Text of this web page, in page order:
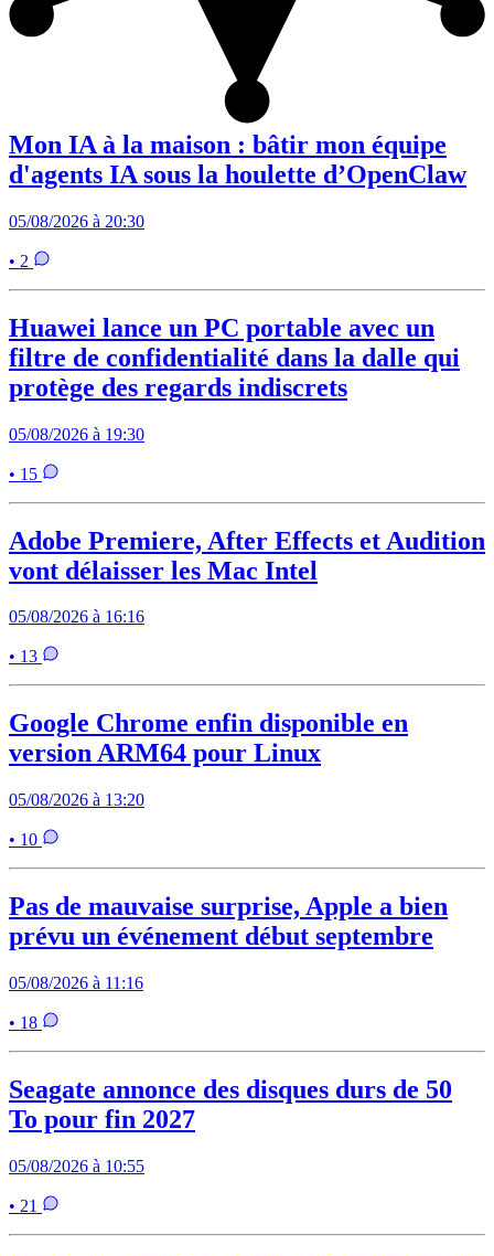
Mon IA à la maison : bâtir mon équipe
d'agents IA sous la houlette d’OpenClaw
05/08/2026 à 20:30
• 2
Huawei lance un PC portable avec un
filtre de confidentialité dans la dalle qui
protège des regards indiscrets
05/08/2026 à 19:30
• 15
Adobe Premiere, After Effects et Audition
vont délaisser les Mac Intel
05/08/2026 à 16:16
• 13
Google Chrome enfin disponible en
version ARM64 pour Linux
05/08/2026 à 13:20
• 10
Pas de mauvaise surprise, Apple a bien
prévu un événement début septembre
05/08/2026 à 11:16
• 18
Seagate annonce des disques durs de 50
To pour fin 2027
05/08/2026 à 10:55
• 21